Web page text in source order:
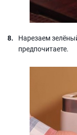
Нарезаем
предпочитаете.